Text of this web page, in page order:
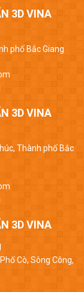
3D VINA
phố Bắc Giang
3D VINA
Thành phố Bắc
3D VINA
Cò, Sông Công,